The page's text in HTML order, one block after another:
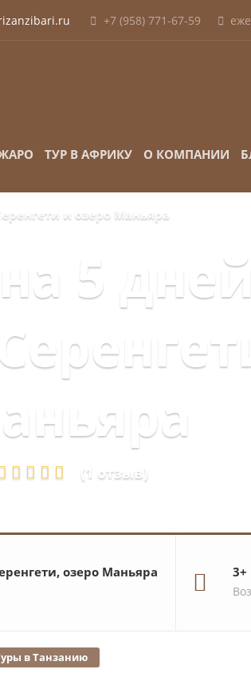
+7 (958) 771-67-59
ТУР В АФРИКУ О КОМПАНИИ
и озеро Маньяра
5
(1 отзыв)
озеро Маньяра 3+
в Танзанию